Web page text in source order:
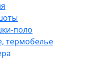
поло
термобелье